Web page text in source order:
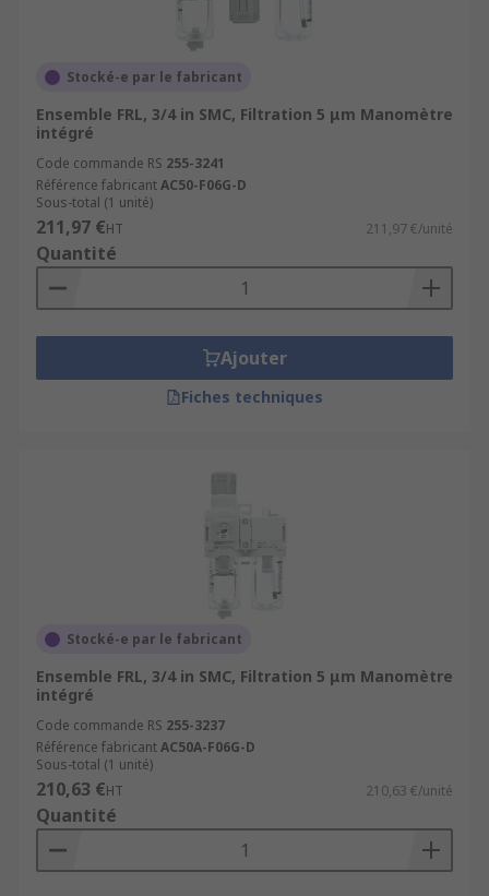
Stocké-e par le fabricant
Ensemble FRL, 3/4 in SMC, Filtration 5 μm Manomètre
intégré
Code commande RS 255-3241
Référence fabricantAC50-F06G-D
Sous-total (1 unité)
211,97 €HT 211,97 €/unité
Quantité
Ajouter
Fiches techniques
Stocké-e par le fabricant
Ensemble FRL, 3/4 in SMC, Filtration 5 μm Manomètre
intégré
Code commande RS 255-3237
Référence fabricantAC50A-F06G-D
Sous-total (1 unité)
210,63 €HT 210,63 €/unité
Quantité